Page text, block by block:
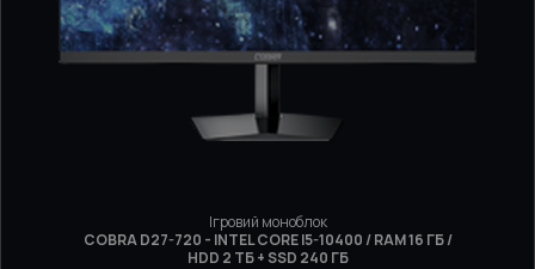
Ігровий моноблок
COBRA D27-720 - INTEL CORE I5-10400 / RAM 16 ГБ /
HDD 2 ТБ + SSD 240 ГБ